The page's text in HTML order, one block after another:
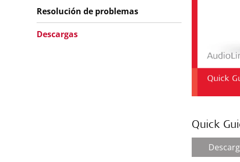
Quick
Resolución de problemas
Descargas